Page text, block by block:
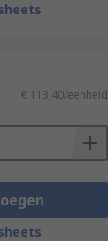
€ 113,40/eenheid